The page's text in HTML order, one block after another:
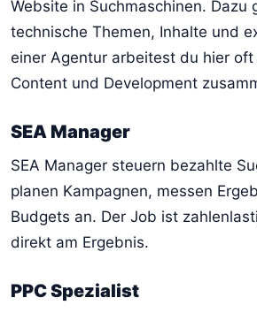
Website in Suchmaschinen. Dazu
technische Themen, Inhalte und
einer Agentur arbeitest du hier
Content und Development
SEA Manager
SEA Manager steuern bezahlte
planen Kampagnen, messen
Budgets an. Der Job ist
direkt am Ergebnis.
PPC Spezialist